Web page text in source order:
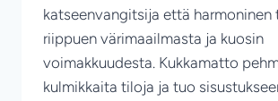
katseenvangitsija että harmoninen
riippuen värimaailmasta ja kuosin
voimakkuudesta. Kukkamatto
kulmikkaita tiloja ja tuo